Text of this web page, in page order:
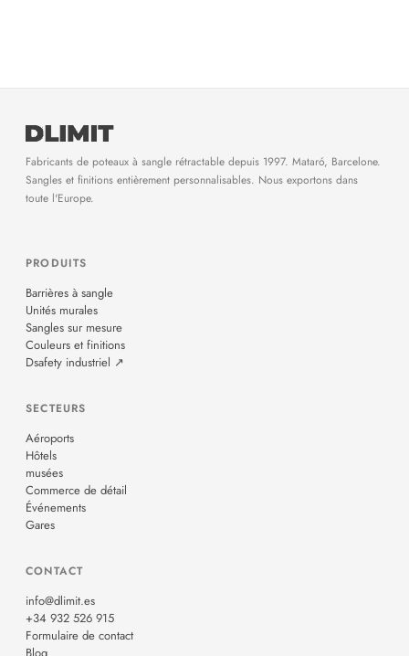
Fabricants de poteaux à sangle rétractable depuis 1997. Mataró, Barcelone.
Sangles et finitions entièrement personnalisables. Nous exportons dans
toute l'Europe.
PRODUITS
Barrières à sangle
Unités murales
Sangles sur mesure
Couleurs et finitions
Dsafety industriel ↗
SECTEURS
Aéroports
Hôtels
musées
Commerce de détail
Événements
Gares
CONTACT
info@dlimit.es
+34 932 526 915
Formulaire de contact